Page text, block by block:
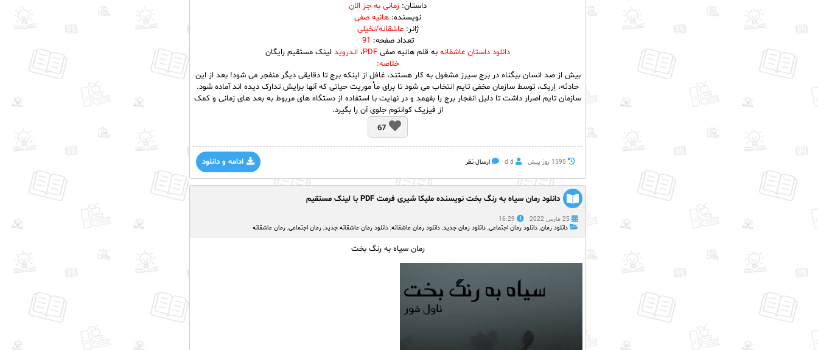
داستان: زمانی به جز الان
نویسنده: هانیه صفی
ژانر:عاشقانه/تخیلی
تعداد صفحه: 91
دانلود داستان عاشقانه به قلم هانیه صفی PDF، اندروید لینک مستقیم رایگان
خلاصه:
بیش از صد انسان بیگناه در برج سیرز مشغول به کار هستند، غافل از اینکه برج تا دقایقی دیگر منفجر می شود! بعد از این
حادثه، اِریک، توسط سازمان مخفی تایم انتخاب می شود تا برای ما ٔموریت حیاتی که آنها برایش تدارک دیده اند آماده شود.
سازمان تایم اصرار داشت تا دلیل انفجار برج را بفهمد و در نهایت با استفاده از دستگاه های مربوط به بعد های زمانی و کمک
از فیزیک کوانتوم جلوی آن را بگیرد.
67
ادامه و دانلود 1595 روز پيش d d ارسال نظر
دانلود رمان سیاه به رنگ بخت نویسنده ملیکا شیری فرمت PDF با لینک مستقیم
25 مارس 2022
16:29
دانلود رمان, دانلود رمان اجتماعی, دانلود رمان جدید, دانلود رمان عاشقانه, دانلود رمان عاشقانه جدید, رمان اجتماعی, رمان عاشقانه
رمان سیاه به رنگ بخت